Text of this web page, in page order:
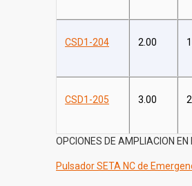
CSD1-204 2.00
CSD1-205 3.00
OPCIONES DE AMPLIACION EN
Pulsador SETA NC de